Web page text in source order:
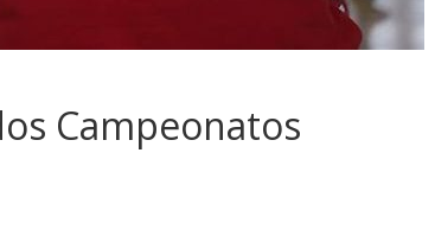
Campeonatos